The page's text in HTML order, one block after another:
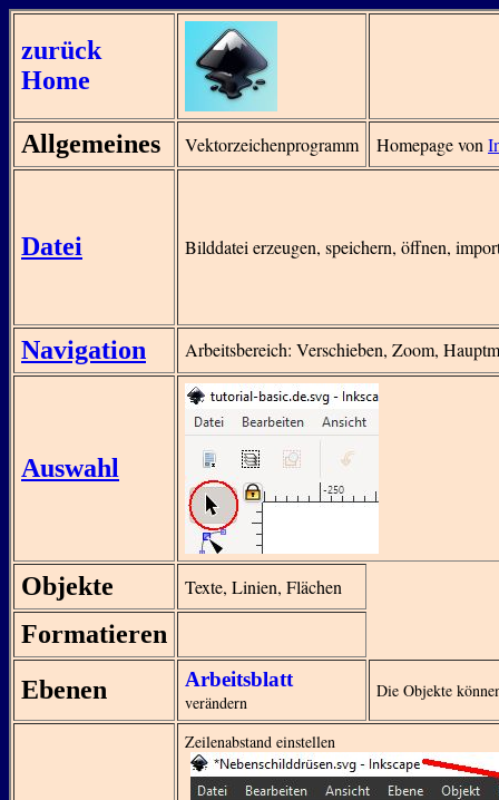
zurück
Home
Allgemeines Vektorzeichenprogramm Homepage von
Datei Bilddatei erzeugen, speichern, öffnen,
Navigation Arbeitsbereich: Verschieben, Zoom,
Auswahl
Objekte Texte, Linien, Flächen
Formatieren
Ebenen
Arbeitsblatt
verändern
Die Objekte
Zeilenabstand einstellen